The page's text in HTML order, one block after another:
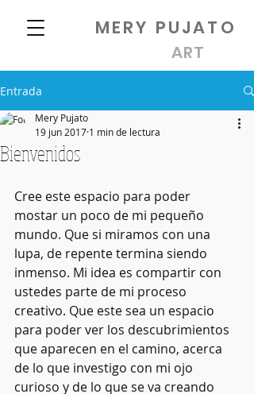
MERY PUJATO
ART
Entrada
Bienvenidos
Mery Pujato
19 jun 2017 1 min de lectura
Cree este espacio para poder
mostar un poco de mi pequeño
mundo. Que si miramos con una
lupa, de repente termina siendo
inmenso. Mi idea es compartir con
ustedes parte de mi proceso
creativo. Que este sea un espacio
para poder ver los descubrimientos
que aparecen en el camino, acerca
de lo que investigo con mi ojo
curioso y de lo que se va creando